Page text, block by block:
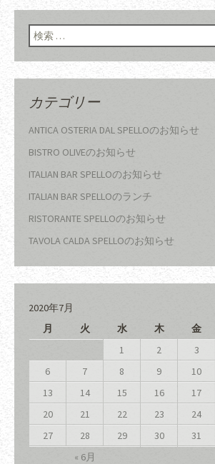
ン
検索:
カテゴリー
ANTICA OSTERIA DAL SPELLOのお知らせ
BISTRO OLIVEのお知らせ
ITALIAN BAR SPELLOのお知らせ
ITALIAN BAR SPELLOのランチ
RISTORANTE SPELLOのお知らせ
TAVOLA CALDA SPELLOのお知らせ
2020年7月
月
火 水 木 金
« 6月
1 2 3
6
7 8 9 10
13
14 15 16 17
20
21 22 23 24
27
28 29 30 31